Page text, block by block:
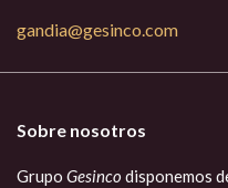
gandia@gesinco.com
Sobre nosotros
GrupoGesinco disponemos